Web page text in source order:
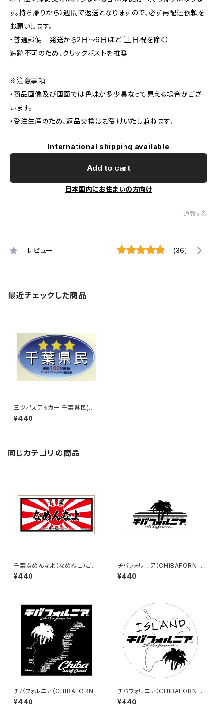
す。持ち帰りから2週間で返送となりますので、必ず再配達依頼を
お願いします。
・普通郵便 発送から2日〜6日ほど（土日祝を除く）
追跡不可のため、クリックポストを推奨
※注意事項
・商品画像及び画面では色味が多少異なって見える場合がござ
います。
・受注生産のため、返品交換はお受けいたし兼ねます。
International shipping available
Add to cart
日本国内にお住まいの方向け
通報する
レビュー (36)
最近チェックした商品
三ツ星ステッカー 千葉県民(ブ
ルー)
¥440
同じカテゴリの商品
千葉なめんなよ（なめねこ）ご当
地ステッカー B-4
¥440
チバフォルニア（CHIBAFORNI
A）ステッカーB（White）
¥440
チバフォルニア（CHIBAFORNI
A）ステッカーC（Black）
¥440
チバフォルニア（CHIBAFORNI
A）ステッカーD（White）
¥440